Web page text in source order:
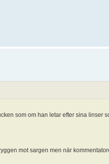
som om han letar efter sina linser
mot sargen men när